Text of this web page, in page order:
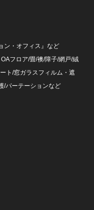
ン・オフィス』など
フロア/畳/襖/障子/網戸/絨
ト/窓ガラスフィルム・遮
/パーテーションなど